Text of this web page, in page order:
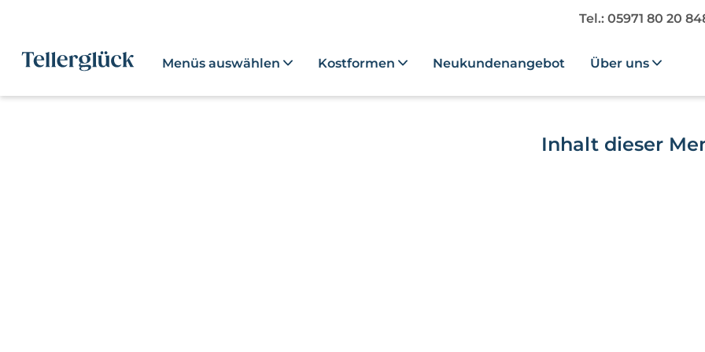
Tel.: 05971 80 20
Menüs auswählen Kostformen Neukundenangebot Über uns
Inhalt dieser